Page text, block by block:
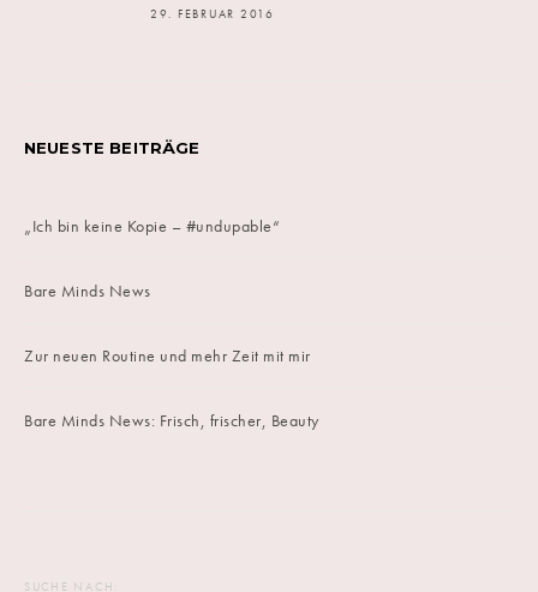
29. FEBRUAR 2016
NEUESTE BEITRÄGE
„Ich bin keine Kopie – #undupable“
Bare Minds News
Zur neuen Routine und mehr Zeit mit mir
Bare Minds News: Frisch, frischer, Beauty
SUCHE NACH: